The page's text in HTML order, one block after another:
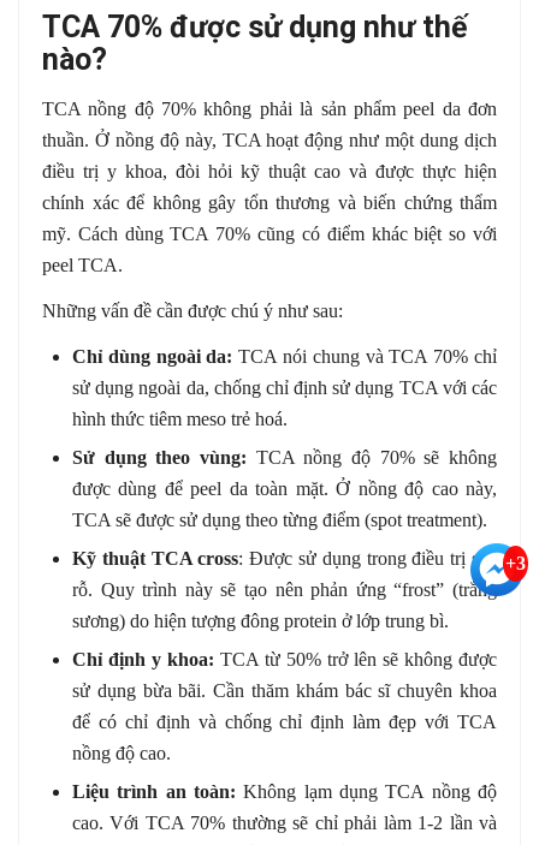
TCA 70% được sử dụng như thế
nào?
TCA nồng độ 70% không phải là sản phẩm peel da đơn
thuần. Ở nồng độ này, TCA hoạt động như một dung dịch
điều trị y khoa, đòi hỏi kỹ thuật cao và được thực hiện
chính xác để không gây tổn thương và biến chứng thẩm
mỹ. Cách dùng TCA 70% cũng có điểm khác biệt so với
peel TCA.
Những vấn đề cần được chú ý như sau:
Chỉ dùng ngoài da:TCA nói chung và TCA 70% chỉ
sử dụng ngoài da, chống chỉ định sử dụng TCA với các
hình thức tiêm meso trẻ hoá.
Sử dụng theo vùng: TCA nồng độ 70% sẽ không
được dùng để peel da toàn mặt. Ở nồng độ cao này,
TCA sẽ được sử dụng theo từng điểm (spot treatment).
Kỹ thuật TCA cross: Được sử dụng trong điều trị sẹo
rỗ. Quy trình này sẽ tạo nên phản ứng “frost” (trắng
sương) do hiện tượng đông protein ở lớp trung bì.
Chỉ định y khoa: TCA từ 50% trở lên sẽ không được
sử dụng bừa bãi. Cần thăm khám bác sĩ chuyên khoa
để có chỉ định và chống chỉ định làm đẹp với TCA
nồng độ cao.
Liệu trình an toàn: Không lạm dụng TCA nồng độ
cao. Với TCA 70% thường sẽ chỉ phải làm 1-2 lần và
+3